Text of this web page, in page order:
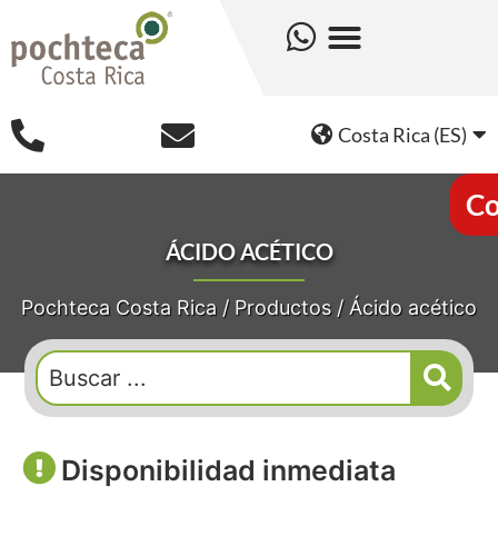
Costa Rica (ES)
ÁCIDO ACÉTICO
Pochteca Costa Rica / Productos/ Ácido acético
Disponibilidad inmediata